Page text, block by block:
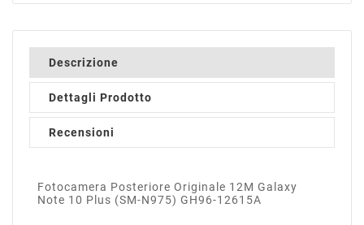
Descrizione
Dettagli Prodotto
Recensioni
Fotocamera Posteriore Originale 12M Galaxy
Note 10 Plus (SM-N975) GH96-12615A